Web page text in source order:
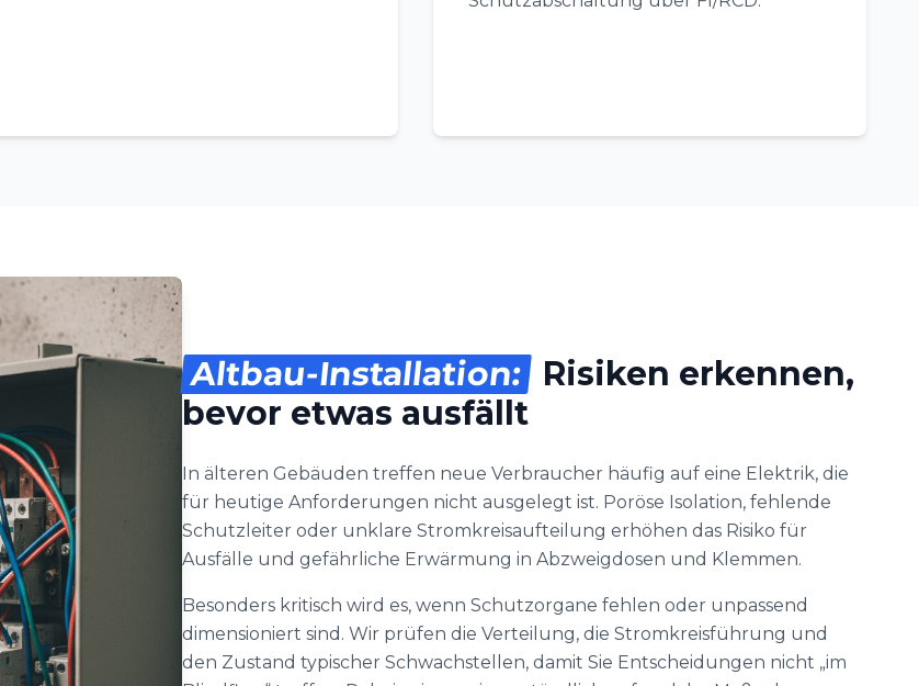
Altbau-Installation: Risiken erkennen,
bevor etwas ausfällt
In älteren Gebäuden treffen neue Verbraucher häufig auf eine Elektrik, die
für heutige Anforderungen nicht ausgelegt ist. Poröse Isolation, fehlende
Schutzleiter oder unklare Stromkreisaufteilung erhöhen das Risiko für
Ausfälle und gefährliche Erwärmung in Abzweigdosen und Klemmen.
Besonders kritisch wird es, wenn Schutzorgane fehlen oder unpassend
dimensioniert sind. Wir prüfen die Verteilung, die Stromkreisführung und
den Zustand typischer Schwachstellen, damit Sie Entscheidungen nicht „im